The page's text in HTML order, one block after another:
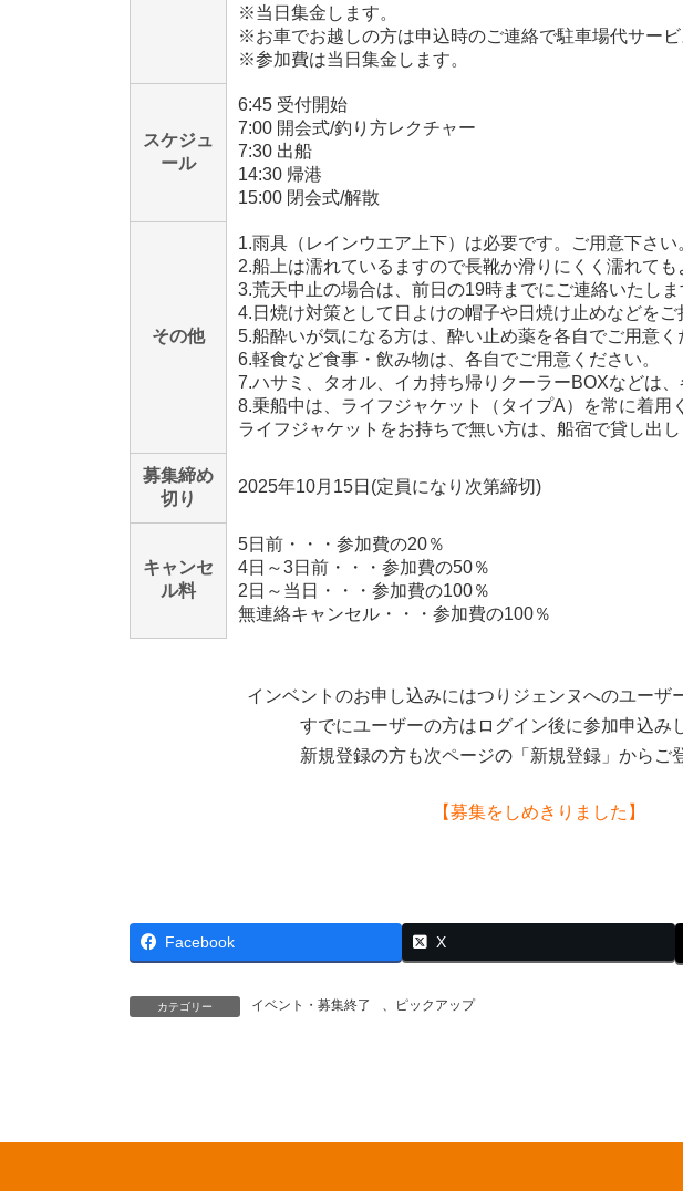
※当日集金します。
※お車でお越しの方は申込時のご連絡で駐車場代サー
※参加費は当日集金します。
スケジュ
ール
6:45 受付開始
7:00 開会式/釣り方レクチャー
7:30 出船
14:30 帰港
15:00 閉会式/解散
その他
1.雨具（レインウエア上下）は必要です。ご用意下さい
2.船上は濡れているますので長靴か滑りにくく濡れても
3.荒天中止の場合は、前日の19時までにご連絡いたしま
4.日焼け対策として日よけの帽子や日焼け止めなどをご
5.船酔いが気になる方は、酔い止め薬を各自でご用意く
6.軽食など食事・飲み物は、各自でご用意ください。
7.ハサミ、タオル、イカ持ち帰りクーラーBOXなどは、
8.乗船中は、ライフジャケット（タイプA）を常に着用
ライフジャケットをお持ちで無い方は、船宿で貸し出し
募集締め
切り
2025年10月15日(定員になり次第締切)
キャンセ
ル料
5日前・・・参加費の20％
4日～3日前・・・参加費の50％
2日～当日・・・参加費の100％
無連絡キャンセル・・・参加費の100％
インベントのお申し込みにはつりジェンヌへのユーザ
すでにユーザーの方はログイン後に参加申込み
新規登録の方も次ページの「新規登録」からご
【募集をしめきりました】
Facebook X
カテゴリー イベント・募集終了 ピックアップ